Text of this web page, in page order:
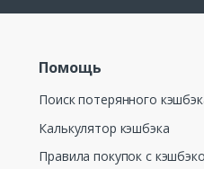
Помощь
Поиск потерянного
Калькулятор кэшбэка
Правила покупок с